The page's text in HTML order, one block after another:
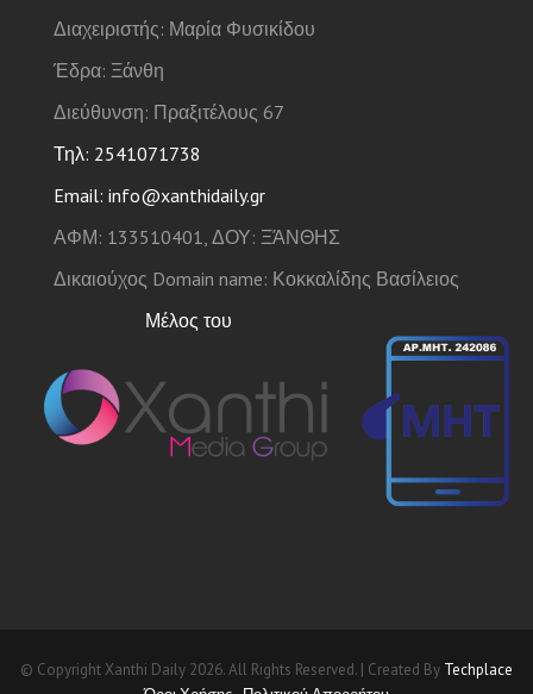
Διαχειριστής: Μαρία Φυσικίδου
Έδρα: Ξάνθη
Διεύθυνση: Πραξιτέλους 67
Τηλ: 2541071738
Email: info@xanthidaily.gr
ΑΦΜ: 133510401, ΔΟΥ: ΞΆΝΘΗΣ
Δικαιούχος Domain name: Κοκκαλίδης Βασίλειος
Μέλος του
© Copyright Xanthi Daily 2026. All Rights Reserved. | Created By Techplace